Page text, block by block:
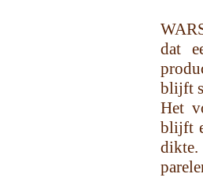
dat
blijft
Het
blijft